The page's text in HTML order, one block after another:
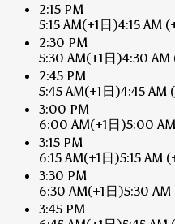
2:15 PM
5:15 AM(+1日)4:15 AM
2:30 PM
5:30 AM(+1日)4:30 AM
2:45 PM
5:45 AM(+1日)4:45 AM
3:00 PM
6:00 AM(+1日)5:00 AM
3:15 PM
6:15 AM(+1日)5:15 AM
3:30 PM
6:30 AM(+1日)5:30 AM
3:45 PM